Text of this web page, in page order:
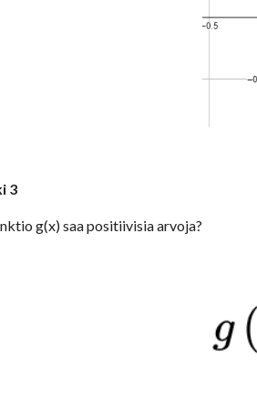
3
g(x) saa positiivisia arvoja?